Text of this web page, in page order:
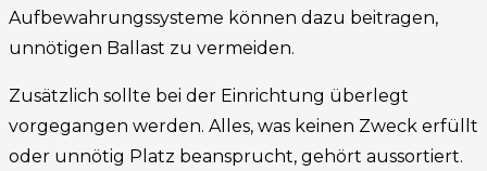
Aufbewahrungssysteme können dazu beitragen,
unnötigen Ballast zu vermeiden.
Zusätzlich sollte bei der Einrichtung überlegt
vorgegangen werden. Alles, was keinen Zweck erfüllt
oder unnötig Platz beansprucht, gehört aussortiert.